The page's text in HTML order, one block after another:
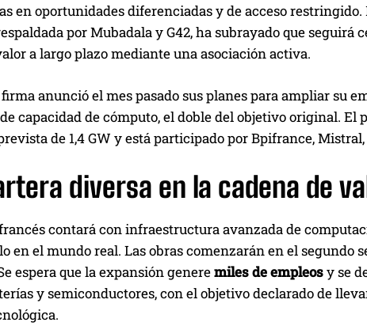
en oportunidades diferenciadas y de acceso restringido.
por Mubadala y G42, ha subrayado que
a largo plazo mediante una asociación activa.
anunció el mes pasado sus planes para ampliar su
capacidad de cómputo, el doble del objetivo original. El
de 1,4 GW y está participado por Bpifrance,
diversa en la cadena de
contará con infraestructura avanzada de
en el mundo real. Las obras comenzarán en el segundo
espera que la expansión generemiles de empleosy se
y semiconductores, con el objetivo declarado de